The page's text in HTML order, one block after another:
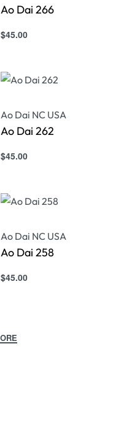
Ao Dai 266
$45.00
Ao Dai NC USA
Ao Dai 262
$45.00
Ao Dai NC USA
Ao Dai 258
$45.00